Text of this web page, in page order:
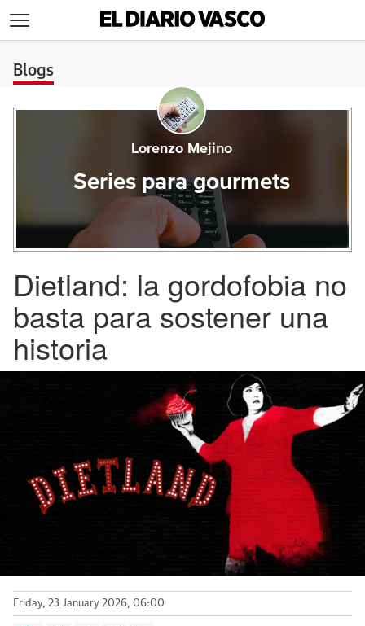
Blogs
Lorenzo Mejino
Series para gourmets
Dietland: la gordofobia no
basta para sostener una
historia
Friday, 23 January 2026, 06:00